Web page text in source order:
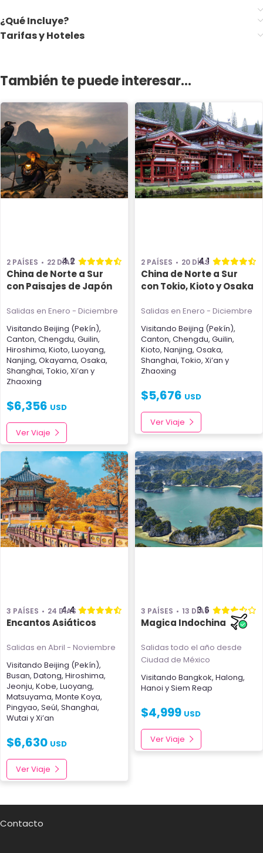
¿Qué Incluye?
Tarifas y Hoteles
También te puede interesar...
2 PAÍSES 22 DÍAS
4.2
China de Norte a Sur
con Paisajes de Japón
Salidas en Enero - Diciembre
Visitando Beijing (Pekín),
Canton, Chengdu, Guilin,
Hiroshima, Kioto, Luoyang,
Nanjing, Okayama, Osaka,
Shanghai, Tokio, Xi’an y
Zhaoxing
$6,356 USD
Ver Viaje
2 PAÍSES 20 DÍAS
4.1
China de Norte a Sur
con Tokio, Kioto y Osaka
Salidas en Enero - Diciembre
Visitando Beijing (Pekín),
Canton, Chengdu, Guilin,
Kioto, Nanjing, Osaka,
Shanghai, Tokio, Xi’an y
Zhaoxing
$5,676 USD
Ver Viaje
3 PAÍSES 24 DÍAS
4.4
Encantos Asiáticos
Salidas en Abril - Noviembre
Visitando Beijing (Pekín),
Busan, Datong, Hiroshima,
Jeonju, Kobe, Luoyang,
Matsuyama, Monte Koya,
Pingyao, Seúl, Shanghai,
Wutai yXi’an
$6,630 USD
Ver Viaje
3 PAÍSES 13 DÍAS
3.6
Magica Indochina
Salidas todo el año desde
Ciudad de México
Visitando Bangkok, Halong,
Hanoi ySiem Reap
$4,999 USD
Ver Viaje
Contacto